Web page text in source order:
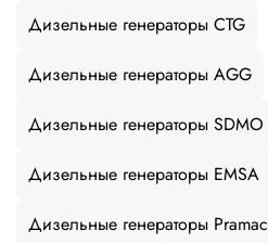
Дизельные генераторы CTG
Дизельные генераторы AGG
Дизельные генераторы SDMO
Дизельные генераторы EMSA
Дизельные генераторы Pramac